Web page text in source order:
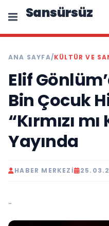
Sansürsüz
ANA SAYFA/KÜLTÜR VE
Elif
Bin Çocuk
“Kırmızı
Yayında
HABER MERKEZI
..